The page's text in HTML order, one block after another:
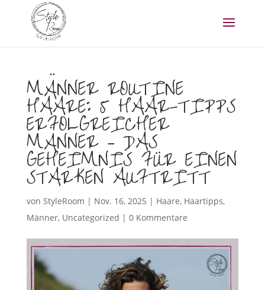
MÄNNER ROUTINE
HAARE: 5 HAAR-TIPPS
ERFOLGREICHER
MÄNNER – DAS
GEHEIMNIS FÜR EINEN
STARKEN AUFTRITT
von StyleRoom | Nov. 16, 2025 | Haare, Haartipps,
Männer, Uncategorized | 0 Kommentare